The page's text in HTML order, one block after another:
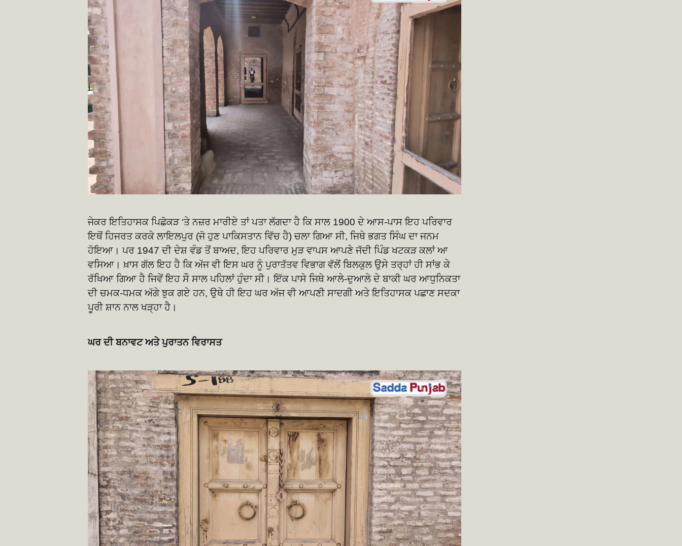
ਜੇਕਰ ਇਤਿਹਾਸਕ ਪਿਛੋਕੜ ‘ਤੇ ਨਜ਼ਰ ਮਾਰੀਏ ਤਾਂ ਪਤਾ ਲੱਗਦਾ ਹੈ ਕਿ ਸਾਲ 1900 ਦੇ ਆਸ-ਪਾਸ ਇਹ ਪਰਿਵਾਰ
ਇਥੋਂ ਹਿਜਰਤ ਕਰਕੇ ਲਾਇਲਪੁਰ (ਜੋ ਹੁਣ ਪਾਕਿਸਤਾਨ ਵਿੱਚ ਹੈ) ਚਲਾ ਗਿਆ ਸੀ, ਜਿਥੇ ਭਗਤ ਸਿੰਘ ਦਾ ਜਨਮ
ਹੋਇਆ। ਪਰ 1947 ਦੀ ਦੇਸ਼ ਵੰਡ ਤੋਂ ਬਾਅਦ, ਇਹ ਪਰਿਵਾਰ ਮੁੜ ਵਾਪਸ ਆਪਣੇ ਜੱਦੀ ਪਿੰਡ ਖਟਕੜ ਕਲਾਂ ਆ
ਵਸਿਆ। ਖ਼ਾਸ ਗੱਲ ਇਹ ਹੈ ਕਿ ਅੱਜ ਵੀ ਇਸ ਘਰ ਨੂੰ ਪੁਰਾਤੱਤਵ ਵਿਭਾਗ ਵੱਲੋਂ ਬਿਲਕੁਲ ਉਸੇ ਤਰ੍ਹਾਂ ਹੀ ਸਾਂਭ ਕੇ
ਰੱਖਿਆ ਗਿਆ ਹੈ ਜਿਵੇਂ ਇਹ ਸੌ ਸਾਲ ਪਹਿਲਾਂ ਹੁੰਦਾ ਸੀ। ਇੱਕ ਪਾਸੇ ਜਿਥੇ ਆਲੇ-ਦੁਆਲੇ ਦੇ ਬਾਕੀ ਘਰ ਆਧੁਨਿਕਤਾ
ਦੀ ਚਮਕ-ਧਮਕ ਅੱਗੇ ਝੁਕ ਗਏ ਹਨ, ਉਥੇ ਹੀ ਇਹ ਘਰ ਅੱਜ ਵੀ ਆਪਣੀ ਸਾਦਗੀ ਅਤੇ ਇਤਿਹਾਸਕ ਪਛਾਣ ਸਦਕਾ
ਪੂਰੀ ਸ਼ਾਨ ਨਾਲ ਖੜ੍ਹਾ ਹੈ।
ਘਰ ਦੀ ਬਨਾਵਟ ਅਤੇ ਪੁਰਾਤਨ ਵਿਰਾਸਤ